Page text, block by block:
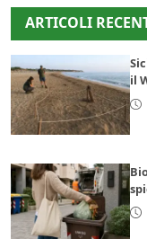
ARTICOLI
il